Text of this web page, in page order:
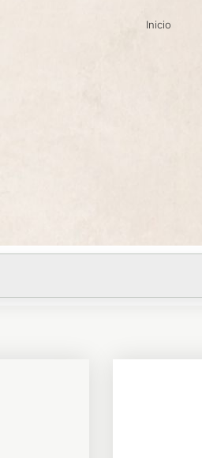
Inicio